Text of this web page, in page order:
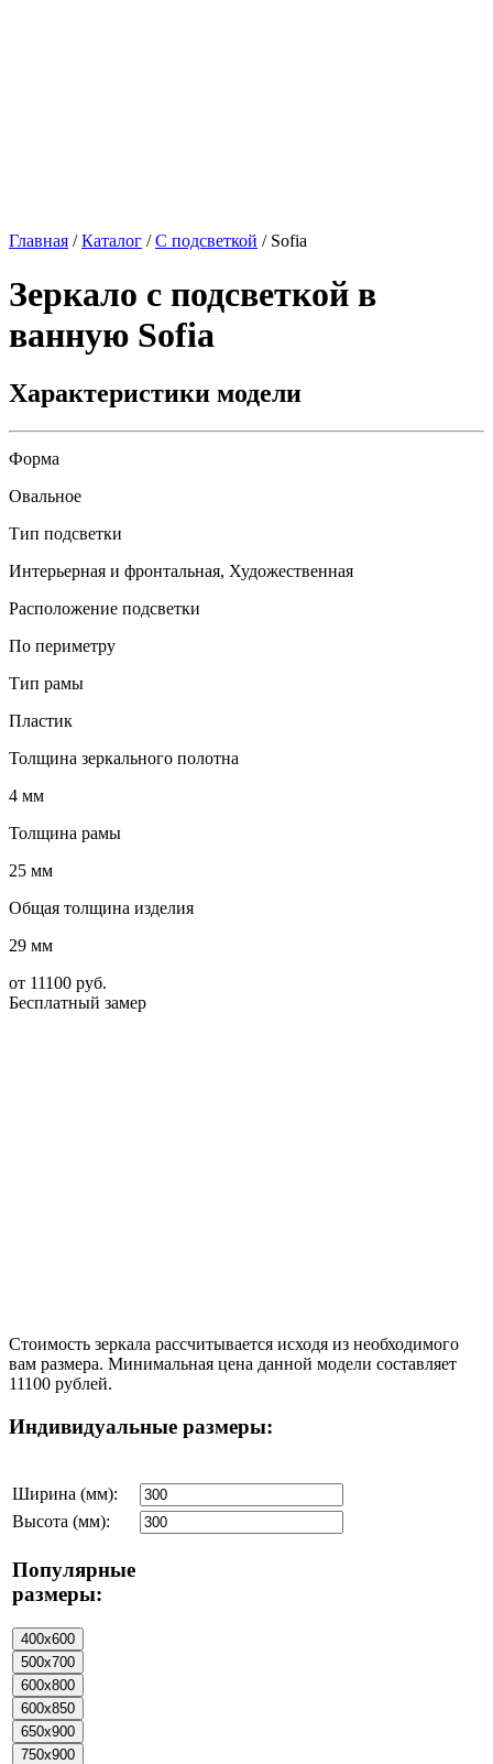
Главная /Каталог /С подсветкой / Sofia
Зеркало с подсветкой в
ванную Sofia
Характеристики модели
Форма
Овальное
Тип подсветки
Интерьерная и фронтальная, Художественная
Расположение подсветки
По периметру
Тип рамы
Пластик
Толщина зеркального полотна
4 мм
Толщина рамы
25 мм
Общая толщина изделия
29 мм
от 11100 руб.
Бесплатный замер
Стоимость зеркала рассчитывается исходя из необходимого
вам размера. Минимальная цена данной модели составляет
11100 рублей.
Индивидуальные размеры:
Ширина (мм):
Высота (мм):
Популярные
размеры: